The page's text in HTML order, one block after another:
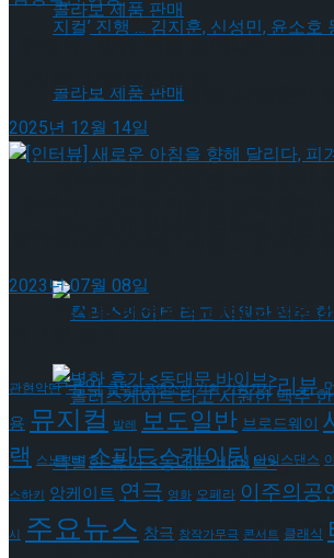
혜화로운 공연생활, 자립준비
‘비바! 뮤지컬’ 진행 … 김지훈,
롤러스케이트 타고 시원한 맥
나는 특별한 휴가 <동대문 바
뮤지컬 배우와의 콜라보 제품
롤러스케이트 타고 시원한 맥
그리는 ‘감성적인 여정’
2025년 12월 14일
2023년 07월 08일
관현악단 국악 금주의공연소식 기획 기획기사 리뷰
용 뮤지컬 발레 보도일반 브로드웨이
랙 스노보드 스피드스케이팅 아이스댄스
스하키 앙케이트 연극 영화 오페라 이주의공
시 주요뉴스 창극 창작가무극 콘서트 클래식